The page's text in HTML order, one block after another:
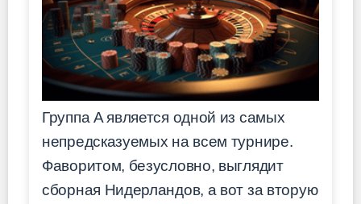
Группа A является одной из самых
непредсказуемых на всем турнире.
Фаворитом, безусловно, выглядит
сборная Нидерландов, а вот за вторую